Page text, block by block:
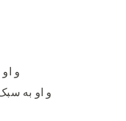
و
و او به